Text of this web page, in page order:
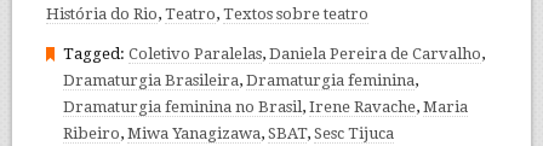
História do Rio, Teatro, Textos sobre teatro
Tagged: Coletivo Paralelas, Daniela Pereira de Carvalho,
Dramaturgia Brasileira, Dramaturgia feminina,
Dramaturgia feminina no Brasil , Irene Ravache, Maria
Ribeiro, Miwa Yanagizawa, SBAT, Sesc Tijuca